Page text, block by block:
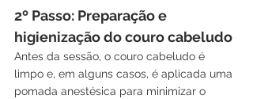
2º Passo: Preparação e
higienização do couro cabeludo
Antes da sessão, o couro cabeludo é
limpo e, em alguns casos, é aplicada uma
pomada anestésica para minimizar o